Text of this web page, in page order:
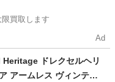
買取します
Ad
ドレクセルヘリ
アームレス ヴィンテー